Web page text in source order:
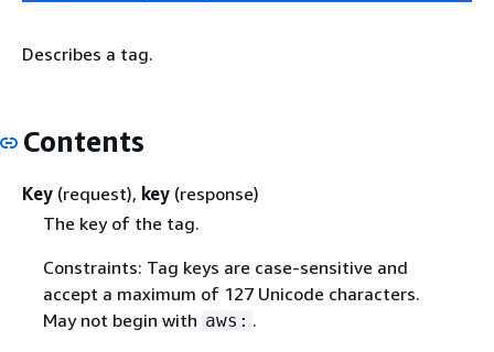
Describes a tag.
Contents
Key (request), key (response)
The key of the tag.
Constraints: Tag keys are case-sensitive and
accept a maximum of 127 Unicode characters.
May not begin with aws: .